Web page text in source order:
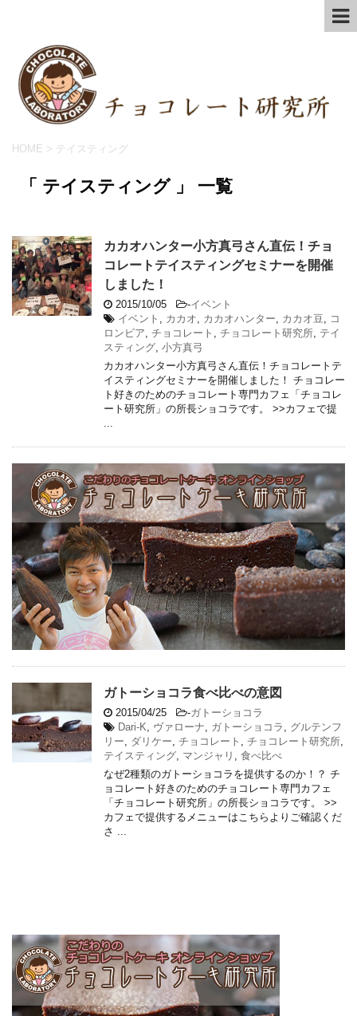
HOME > テイスティング
「 テイスティング 」 一覧
カカオハンター小方真弓さん直伝！チョ
コレートテイスティングセミナーを開催
しました！
2015/10/05 -イベント
イベント
カカオ カカオハンター カカオ豆
コ
ロンビア チョコレート チョコレート研究所 テイ
スティング 小方真弓
カカオハンター小方真弓さん直伝！チョコレートテ
イスティングセミナーを開催しました！ チョコレー
ト好きのためのチョコレート専門カフェ「チョコレ
ート研究所」の所長ショコラです。 >>カフェで提
ガトーショコラ食べ比べの意図
2015/04/25 -ガトーショコラ
Dari-K, ヴァローナ, ガトーショコラ , グルテンフ
リー, ダリケー, チョコレート , チョコレート研究所,
テイスティング, マンジャリ , 食べ比べ
なぜ2種類のガトーショコラを提供するのか！？ チ
ョコレート好きのためのチョコレート専門カフェ
「チョコレート研究所」の所長ショコラです。 >>
カフェで提供するメニューはこちらよりご確認くだ
さ ...